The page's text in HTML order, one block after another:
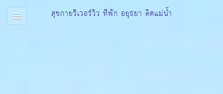
สุขกายริเวอร์วิว ที่พัก อยุธยา ติดแม่น้ำ